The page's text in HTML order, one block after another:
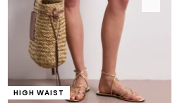
HIGH WAIST